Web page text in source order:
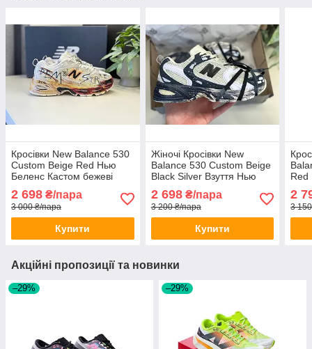
Кросівки New Balance 530
Custom Beige Red Нью
Беленс Кастом бежеві
2 698 ₴/пара
3 000 ₴/пара
Купити
Жіночі Кросівки New
Balance 530 Custom Beige
Black Silver Взуття Нью
весна літо
2 698₴/пара
3 200 ₴/пара
Купити
Red
2
3
Акційні пропозиції та новинки
–29% –29%